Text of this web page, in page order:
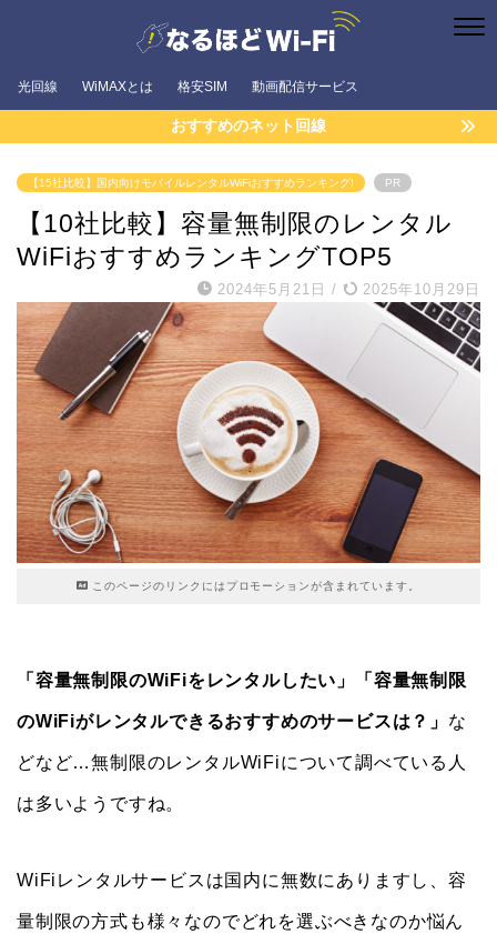
光回線 WiMAXとは 格安SIM 動画配信サービス
おすすめのネット回線
【15社比較】国内向けモバイルレンタルWiFiおすすめランキング! PR
【10社比較】容量無制限のレンタル
WiFiおすすめランキングTOP5
2024年5月21日 / 2025年10月29日
このページのリンクにはプロモーションが含まれています。
「容量無制限のWiFiをレンタルしたい」「容量無制限
のWiFiがレンタルできるおすすめのサービスは？」 な
どなど…無制限のレンタルWiFiについて調べている人
は多いようですね。
WiFiレンタルサービスは国内に無数にありますし、容
量制限の方式も様々なのでどれを選ぶべきなのか悩ん